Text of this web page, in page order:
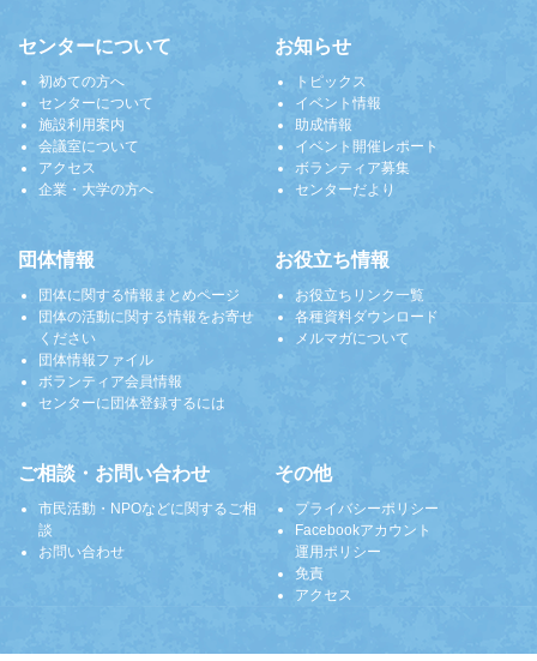
センターについて
初めての方へ
センターについて
施設利用案内
会議室について
アクセス
企業・大学の方へ
お知らせ
トピックス
イベント情報
助成情報
イベント開催レポート
ボランティア募集
センターだより
団体情報
団体に関する情報まとめページ
団体の活動に関する情報をお寄せ
ください
団体情報ファイル
ボランティア会員情報
センターに団体登録するには
お役立ち情報
お役立ちリンク一覧
各種資料ダウンロード
メルマガについて
ご相談・お問い合わせ
市民活動・NPOなどに関するご相
談
お問い合わせ
その他
プライバシーポリシー
Facebookアカウント
運用ポリシー
免責
アクセス